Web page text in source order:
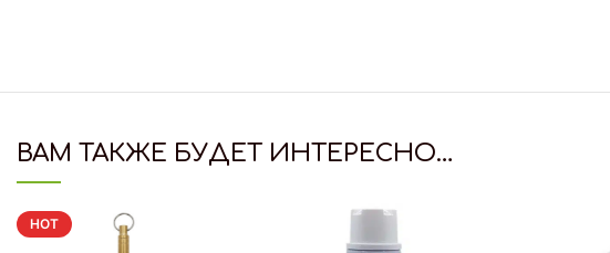
ВАМ ТАКЖЕ БУДЕТ ИНТЕРЕСНО…
HOT